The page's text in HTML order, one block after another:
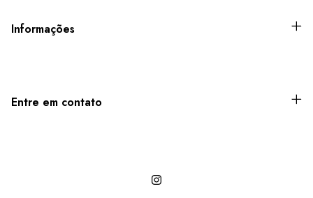
Informações
Entre em contato